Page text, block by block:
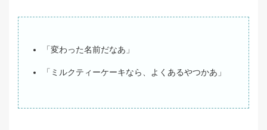
「変わった名前だなあ」
「ミルクティーケーキなら、よくあるやつかあ」